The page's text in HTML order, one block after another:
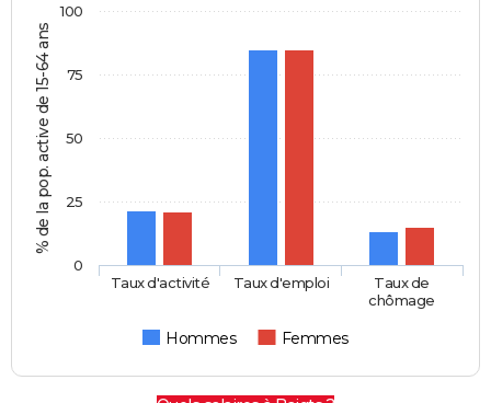
% de la pop. active de 15-64 ans
Hommes Femmes
Taux d'activité Taux d'emploi
Taux de
chômage
0
25
50
75
100